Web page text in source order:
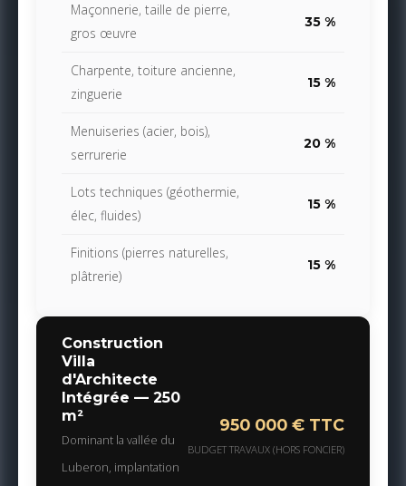
Maçonnerie, taille de pierre,
gros œuvre
35 %
Charpente, toiture ancienne,
zinguerie
15 %
Menuiseries (acier, bois),
serrurerie
20 %
Lots techniques (géothermie,
élec, fluides)
15 %
Finitions (pierres naturelles,
plâtrerie)
15 %
Construction
Villa
d'Architecte
Intégrée — 250
m²
Dominant la vallée du
Luberon, implantation
950 000 € TTC
BUDGET TRAVAUX (HORS FONCIER)